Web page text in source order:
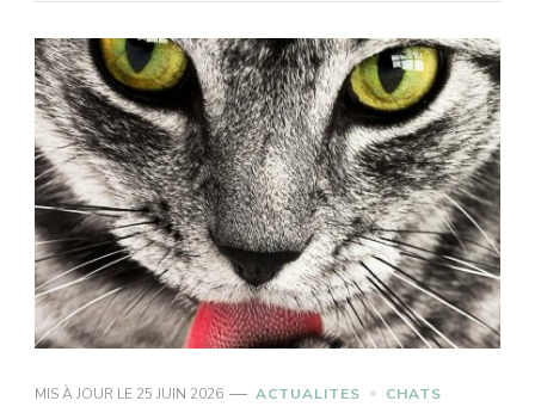
MIS À JOUR LE 25 JUIN 2026 ACTUALITES CHATS